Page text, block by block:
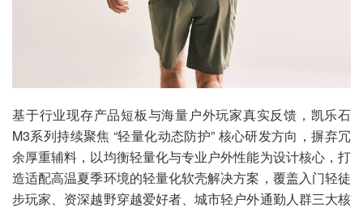
基于行业现存产品短板与海量户外玩家真实反馈，凯乐石
M3系列持续聚焦 “轻量化动态防护” 核心研发方向，摒弃冗
余厚重辅料，以均衡轻量化与专业户外性能为设计核心，打
造适配高温夏季环境的轻量化软壳解决方案，覆盖入门轻徒
步玩家、资深越野穿越爱好者、城市轻户外通勤人群三大核